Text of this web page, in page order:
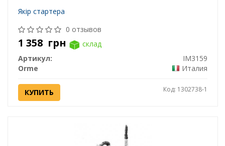
Якір стартера
0 отзывов
1 358 грн
склад
Артикул:
IM3159
Orme
Италия
КУПИТЬ Код: 1302738-1